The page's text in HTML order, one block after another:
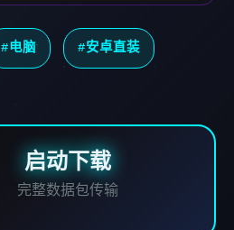
#电脑 #安卓直装
启动下载
完整数据包传输